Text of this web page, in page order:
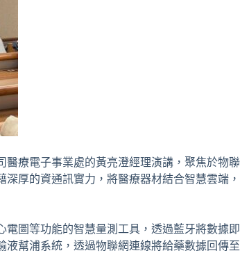
療電子事業處的黃亮澄經理演講，聚焦於物聯
厚的資通訊實力，將醫療器材結合智慧雲端，
圖等功能的智慧量測工具，透過藍牙將數據即
幫浦系統，透過物聯網連線將給藥數據回傳至